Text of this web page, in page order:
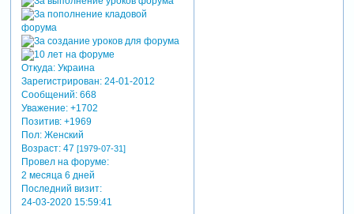
Откуда:Украина
Зарегистрирован: 24-01-2012
Сообщений:668
Уважение: +1702
Позитив: +1969
Пол:Женский
Возраст:47 [1979-07-31]
Провел на форуме:
2 месяца 6 дней
Последний визит:
24-03-2020 15:59:41